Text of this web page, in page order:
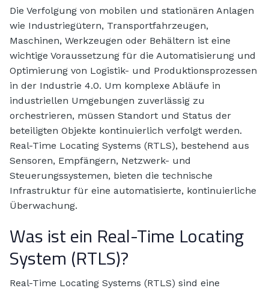
Die Verfolgung von mobilen und stationären Anlagen
wie Industriegütern, Transportfahrzeugen,
Maschinen, Werkzeugen oder Behältern ist eine
wichtige Voraussetzung für die Automatisierung und
Optimierung von Logistik- und Produktionsprozessen
in der Industrie 4.0. Um komplexe Abläufe in
industriellen Umgebungen zuverlässig zu
orchestrieren, müssen Standort und Status der
beteiligten Objekte kontinuierlich verfolgt werden.
Real-Time Locating Systems (RTLS), bestehend aus
Sensoren, Empfängern, Netzwerk- und
Steuerungssystemen, bieten die technische
Infrastruktur für eine automatisierte, kontinuierliche
Überwachung.
Was ist ein Real-Time Locating
System (RTLS)?
Real-Time Locating Systems (RTLS) sind eine